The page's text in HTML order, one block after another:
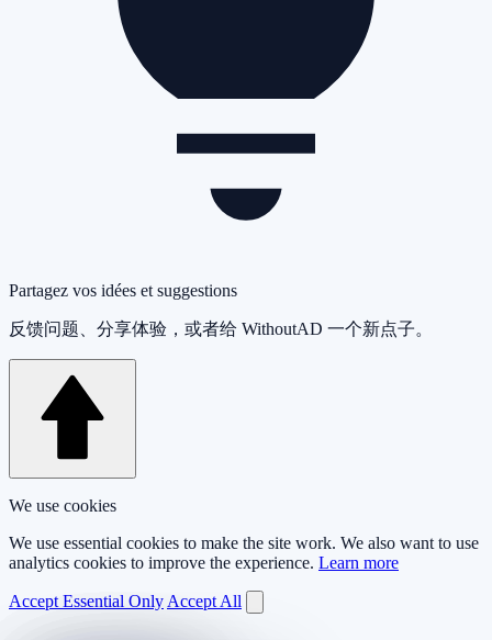
Partagez vos idées et suggestions
反馈问题、分享体验，或者给 WithoutAD 一个新点子。
We use cookies
We use essential cookies to make the site work. We also want to use
analytics cookies to improve the experience. Learn more
Accept Essential Only Accept All